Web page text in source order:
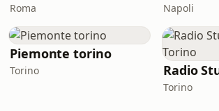
Roma Napoli
Piemonte torino
Torino
Torino